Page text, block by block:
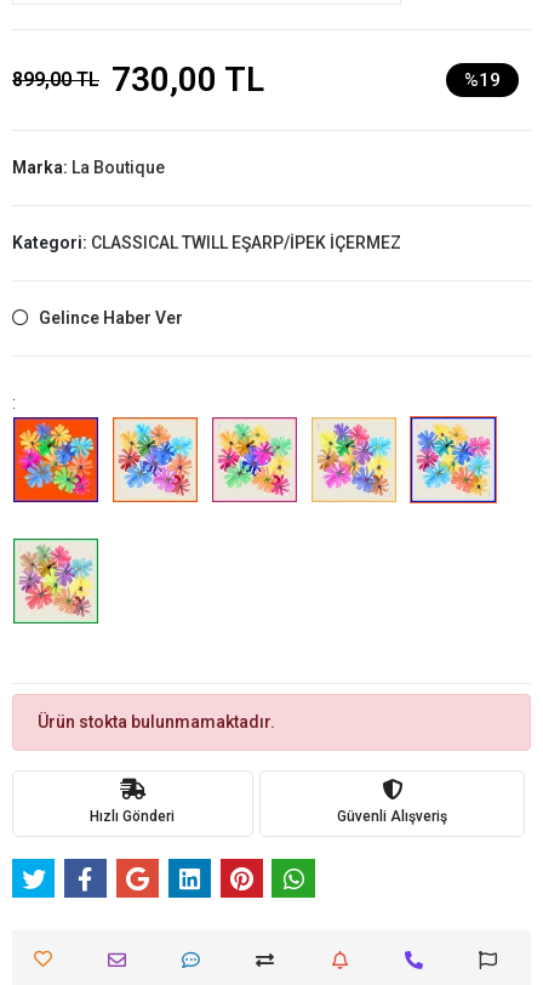
899,00 TL 730,00 TL %19
Marka: La Boutique
Kategori: CLASSICAL TWILL EŞARP/İPEK İÇERMEZ
Gelince Haber Ver
:
Ürün stokta bulunmamaktadır.
Hızlı Gönderi Güvenli Alışveriş